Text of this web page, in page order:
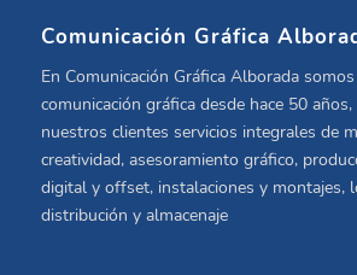
Comunicación Gráfica
En Comunicación Gráfica Alborada
comunicación gráfica desde hace 50
nuestros clientes servicios integrales de
creatividad, asesoramiento gráfico,
digital y offset, instalaciones y montajes,
distribución y almacenaje